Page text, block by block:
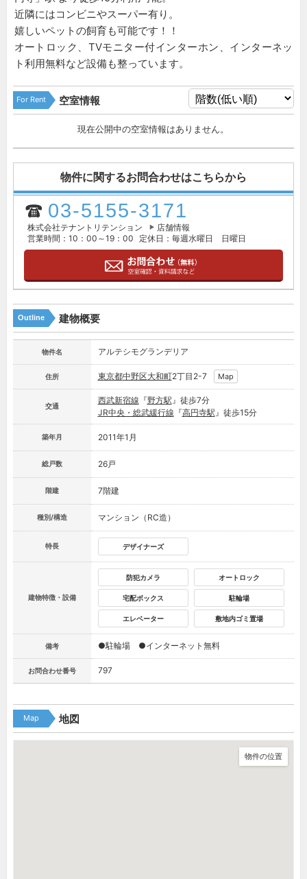
近隣にはコンビニやスーパー有り。
嬉しいペットの飼育も可能です！！
オートロック、TVモニター付インターホン、インターネッ
ト利用無料など設備も整っています。
For Rent 空室情報
現在公開中の空室情報はありません。
物件に関するお問合わせはこちらから
03-5155-3171
株式会社テナントリテンション
店舗情報
営業時間：10：00～19：00
定休日：毎週水曜日 日曜日
Outline 建物概要
物件名 アルテシモグランデリア
住所 東京都中野区大和町2丁目2-7 Map
交通
西武新宿線 『野方駅』徒歩7分
JR中央・総武緩行線 『高円寺駅』徒歩15分
築年月 2011年1月
総戸数 26戸
階建 7階建
種別/構造 マンション（RC造）
特長 デザイナーズ
建物特徴・設備
防犯カメラ オートロック
宅配ボックス 駐輪場
エレベーター 敷地内ゴミ置場
備考 ●駐輪場 ●インターネット無料
お問合わせ番号 797
Map 地図
物件の位置